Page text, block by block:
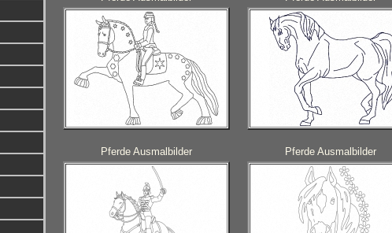
Pferde Ausmalbilder Pferde Ausmalbilder